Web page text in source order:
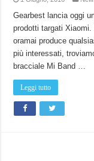
Gearbest lancia oggi
prodotti targati Xiaomi.
oramai produce
più interessati,
bracciale Mi Band …
Leggi tutto